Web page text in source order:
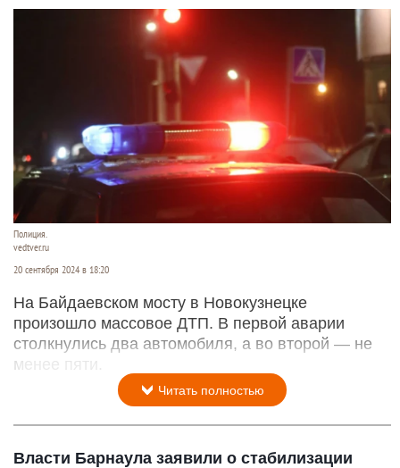
Полиция.
vedtver.ru
20 сентября 2024 в 18:20
На Байдаевском мосту в Новокузнецке
произошло массовое ДТП. В первой аварии
столкнулись два автомобиля, а во второй — не
менее пяти.
Читать полностью
Власти Барнаула заявили о стабилизации